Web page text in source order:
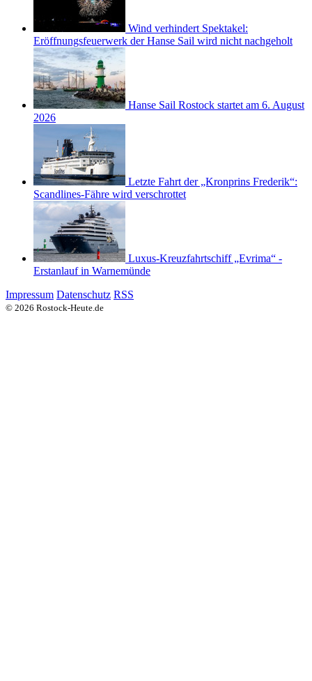
Wind verhindert Spektakel:
Eröffnungsfeuerwerk der Hanse Sail wird nicht nachgeholt
Hanse Sail Rostock startet am 6. August
2026
Letzte Fahrt der „Kronprins Frederik“:
Scandlines-Fähre wird verschrottet
Luxus-Kreuzfahrtschiff „Evrima“ -
Erstanlauf in Warnemünde
Impressum Datenschutz RSS
© 2026 Rostock-Heute.de